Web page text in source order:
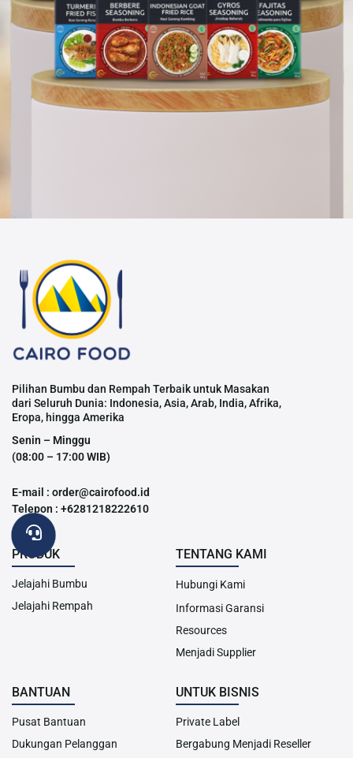
Pilihan Bumbu dan Rempah Terbaik untuk Masakan
dari Seluruh Dunia: Indonesia, Asia, Arab, India, Afrika,
Eropa, hingga Amerika
Senin – Minggu
(08:00 – 17:00 WIB)
E-mail : order@cairofood.id
Telepon : +6281218222610
PRODUK
Jelajahi Bumbu
Jelajahi Rempah
TENTANG KAMI
Hubungi Kami
Informasi Garansi
Resources
Menjadi Supplier
BANTUAN
Pusat Bantuan
Dukungan Pelanggan
UNTUK BISNIS
Private Label
Bergabung Menjadi Reseller